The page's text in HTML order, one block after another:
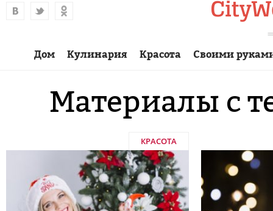
Дом Кулинария Красота Своими
Материалы с
КРАСОТА